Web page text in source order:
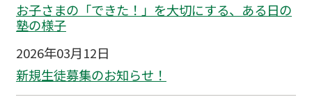
お子さまの「できた！」を大切にする、ある日の
塾の様子
2026年03月12日
新規生徒募集のお知らせ！